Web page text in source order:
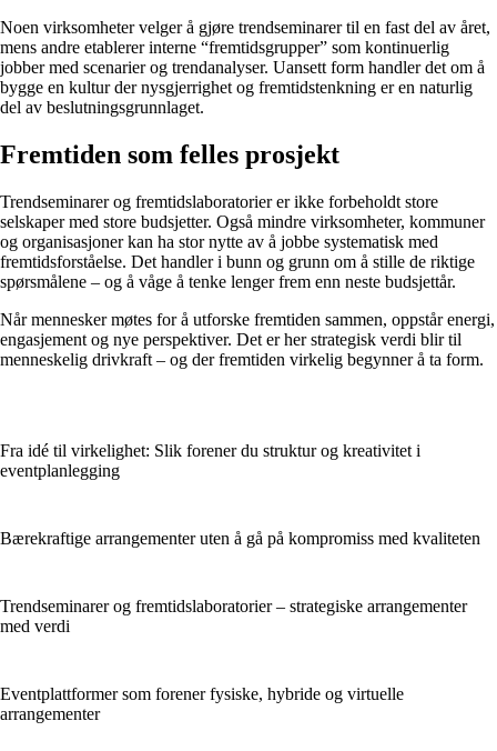
Noen virksomheter velger å gjøre trendseminarer til en fast del av året,
mens andre etablerer interne “fremtidsgrupper” som kontinuerlig
jobber med scenarier og trendanalyser. Uansett form handler det om å
bygge en kultur der nysgjerrighet og fremtidstenkning er en naturlig
del av beslutningsgrunnlaget.
Fremtiden som felles prosjekt
Trendseminarer og fremtidslaboratorier er ikke forbeholdt store
selskaper med store budsjetter. Også mindre virksomheter, kommuner
og organisasjoner kan ha stor nytte av å jobbe systematisk med
fremtidsforståelse. Det handler i bunn og grunn om å stille de riktige
spørsmålene – og å våge å tenke lenger frem enn neste budsjettår.
Når mennesker møtes for å utforske fremtiden sammen, oppstår energi,
engasjement og nye perspektiver. Det er her strategisk verdi blir til
menneskelig drivkraft – og der fremtiden virkelig begynner å ta form.
Fra idé til virkelighet: Slik forener du struktur og kreativitet i
eventplanlegging
Bærekraftige arrangementer uten å gå på kompromiss med kvaliteten
Trendseminarer og fremtidslaboratorier – strategiske arrangementer
med verdi
Eventplattformer som forener fysiske, hybride og virtuelle
arrangementer